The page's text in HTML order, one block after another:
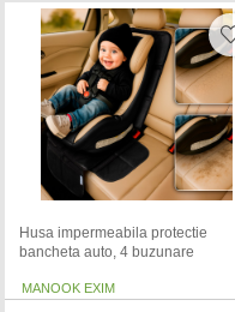
Husa impermeabila protectie
bancheta auto, 4 buzunare
MANOOK EXIM